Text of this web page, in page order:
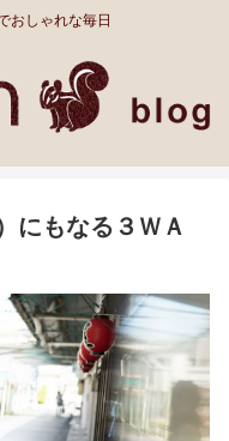
おしゃれな毎日
にもなる３ＷＡ